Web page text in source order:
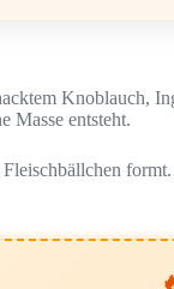
Knoblauch,
Masse entsteht.